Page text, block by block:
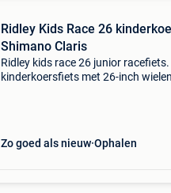
Ridley Kids Race 26
Shimano Claris
Ridley kids race 26 junior
kinderkoersfiets met 26-inch
Zo goed als nieuw Ophalen